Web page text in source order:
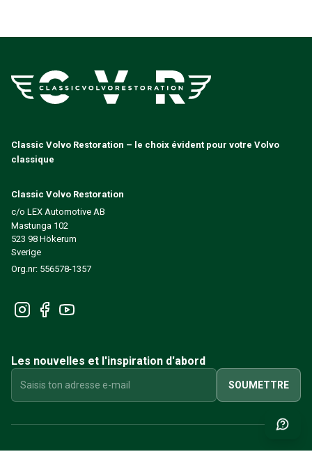
Classic Volvo Restoration – le choix évident pour votre Volvo
classique
Classic Volvo Restoration
c/o LEX Automotive AB
Mastunga 102
523 98 Hökerum
Sverige
Org.nr: 556578-1357
Les nouvelles et l'inspiration d'abord
SOUMETTRE
INFORMATIONS